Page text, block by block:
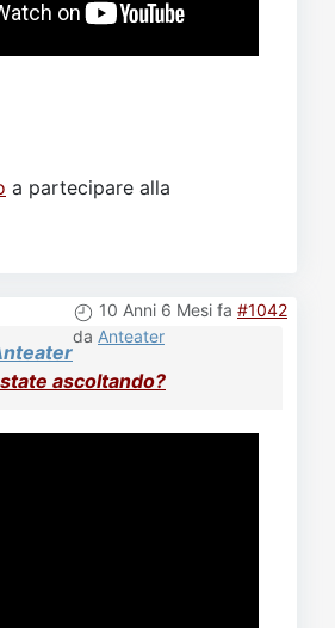
a partecipare alla
10 Anni 6 Mesi fa #1042
da Anteater
ascoltando?